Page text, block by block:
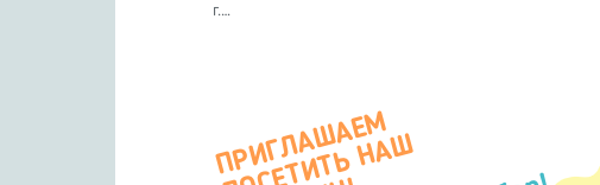
г.…
П
Р
И
Г
А
Ш
А
Е
М
О
С
Е
Т
И
Т
Ь
Н
А
М
А
Г
А
З
И